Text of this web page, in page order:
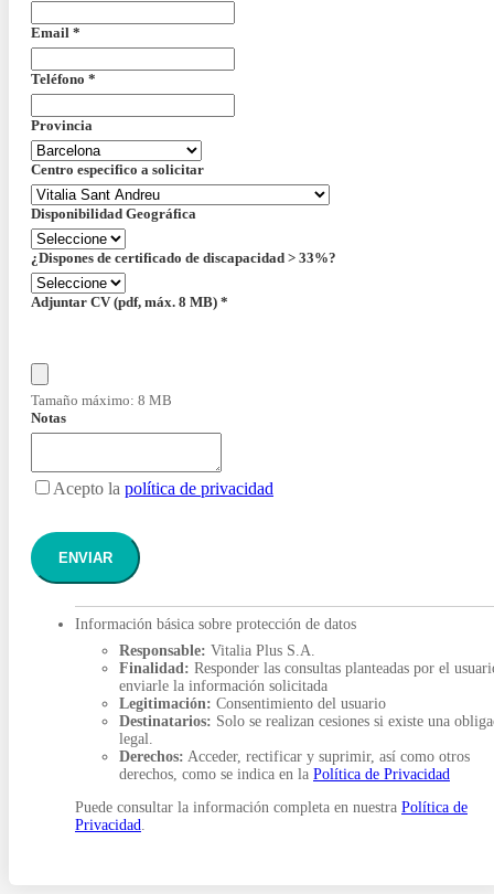
Email *
Teléfono *
Provincia
Centro especifico a solicitar
Disponibilidad Geográfica
¿Dispones de certificado de discapacidad > 33%?
Adjuntar CV (pdf, máx. 8 MB) *
Tamaño máximo: 8 MB
Notas
Acepto la política de privacidad
ENVIAR
Información básica sobre protección de datos
Responsable: Vitalia Plus S.A.
Finalidad: Responder las consultas planteadas por el
enviarle la información solicitada
Legitimación: Consentimiento del usuario
Destinatarios: Solo se realizan cesiones si existe una
legal.
Derechos: Acceder, rectificar y suprimir, así como otros
derechos, como se indica en la Política de Privacidad
Puede consultar la información completa en nuestra Política de
Privacidad